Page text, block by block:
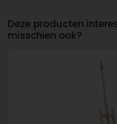
Deze producten
misschien ook?